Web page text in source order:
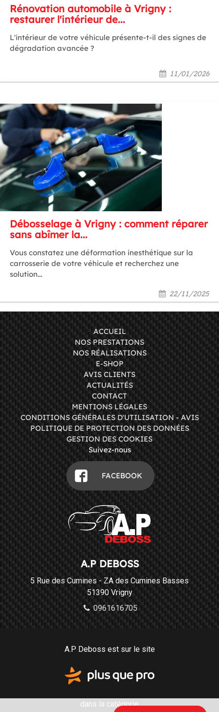
Rénovation automobile à Vrigny :
restaurer l'intérieur de...
L'intérieur de votre véhicule présente-t-il des signes de
dégradation avancée ?
11/01/2026
Débosselage à Vrigny : comment réparer
sans abîmer la...
Vous constatez une déformation inesthétique sur la
carrosserie de votre véhicule et recherchez une
solution...
22/11/2025
ACCUEIL
NOS PRESTATIONS
NOS RÉALISATIONS
E-SHOP
AVIS CLIENTS
ACTUALITÉS
CONTACT
MENTIONS LÉGALES
CONDITIONS GÉNÉRALES D'UTILISATION - AVIS
POLITIQUE DE PROTECTION DES DONNÉES
GESTION DES COOKIES
Suivez-nous
FACEBOOK
A.P DEBOSS
5 Rue des Cumines - ZA des Cumines Basses
51390 Vrigny
0961616705
A.P Deboss est sur le site
dans la catégorie